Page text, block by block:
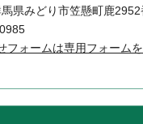
県みどり市笠懸町鹿2952
フォームは専用フォーム